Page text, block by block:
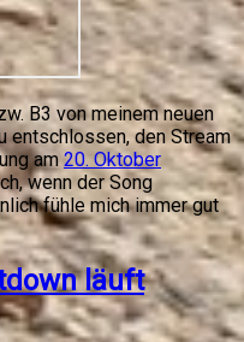
B3 von meinem neuen
entschlossen, den Stream
am 20. Oktober
wenn der Song
fühle mich immer gut
läuft